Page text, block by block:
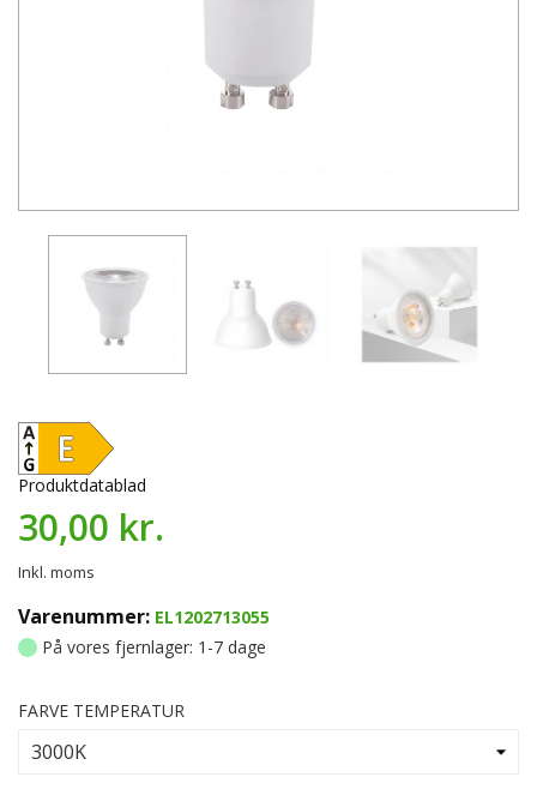
Produktdatablad
30,00 kr.
Inkl. moms
Varenummer: EL1202713055
På vores fjernlager: 1-7 dage
FARVE TEMPERATUR